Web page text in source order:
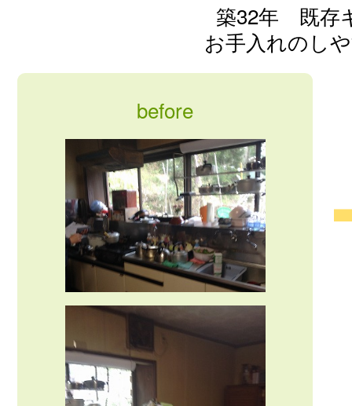
築32年 既存
お手入れのし
before